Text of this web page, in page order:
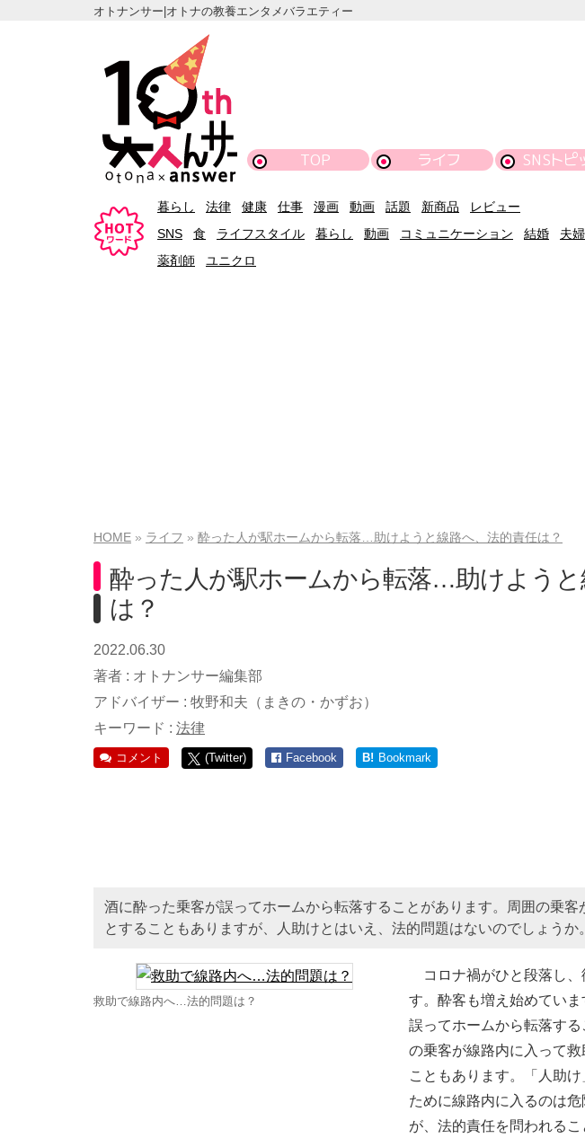
オトナンサー|オトナの教養エンタメバラエティー
TOP ライフ SNSトピ
暮らし 法律 健康 仕事 漫画 動画 話題 新商品
レビュー
SNS
食 ライフスタイル 暮らし 動画 コミュニケーション 結婚 夫婦
薬剤師
ユニクロ
HOME ライフ 酔った人が駅ホームから転落…助けようと線路へ、法的責任は？
酔った人が駅ホームから転落…助けようと
は？
2022.06.30
著者 : オトナンサー編集部
アドバイザー : 牧野和夫（まきの・かずお）
キーワード : 法律
コメント (Twitter) Facebook B! Bookmark
酒に酔った乗客が誤ってホームから転落することがあります。周囲の乗客
とすることもありますが、人助けとはいえ、法的問題はないのでしょうか。
救助で線路内へ…法的問題は？
コロナ禍がひと段落し、
す。酔客も増え始めてい
誤ってホームから転落す
の乗客が線路内に入って
こともあります。「人助
ために線路内に入るのは
が、法的責任を問われる